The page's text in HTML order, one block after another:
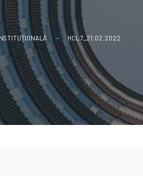
HCL 7_21.02.2022